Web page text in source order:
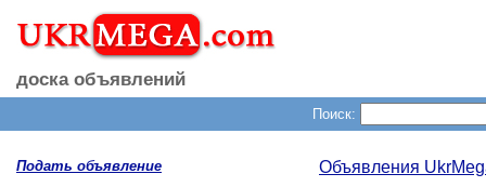
доска объявлений
Поиск:
Подать объявление
Объявления